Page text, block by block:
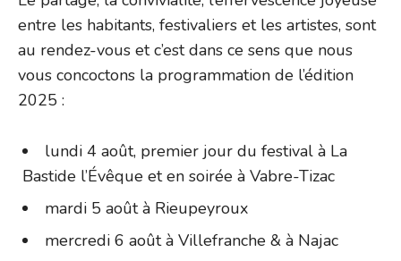
entre les habitants, festivaliers et les artistes, sont
au rendez-vous et c’est dans ce sens que nous
vous concoctons la programmation de l’édition
2025 :
lundi 4 août, premier jour du festival à La
Bastide l’Évêque et en soirée à Vabre-Tizac
mardi 5 août à Rieupeyroux
mercredi 6 août à Villefranche & à Najac